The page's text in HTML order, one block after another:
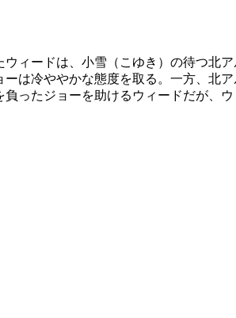
ィードは、小雪（こゆき）の待つ
は冷ややかな態度を取る。一方、北
負ったジョーを助けるウィードだが